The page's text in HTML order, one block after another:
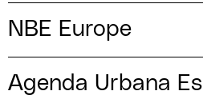
NBE Europe
Agenda Urbana